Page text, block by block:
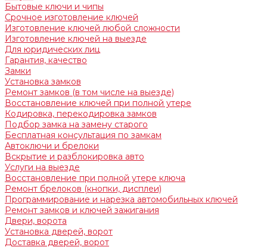
Бытовые ключи и чипы
Срочное изготовление ключей
Изготовление ключей любой сложности
Изготовление ключей на выезде
Для юридических лиц
Гарантия, качество
Замки
Установка замков
Ремонт замков (в том числе на выезде)
Восстановление ключей при полной утере
Кодировка, перекодировка замков
Подбор замка на замену старого
Бесплатная консультация по замкам
Автоключи и брелоки
Вскрытие и разблокировка авто
Услуги на выезде
Восстановление при полной утере ключа
Ремонт брелоков (кнопки, дисплеи)
Программирование и нарезка автомобильных ключей
Ремонт замков и ключей зажигания
Двери, ворота
Установка дверей, ворот
Доставка дверей, ворот